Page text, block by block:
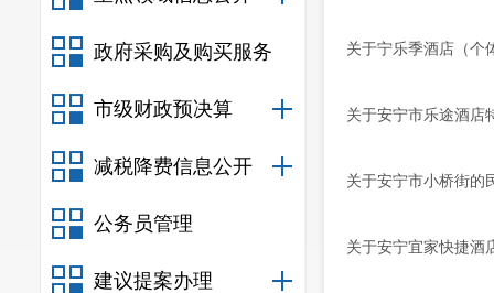
政府采购及购买服务
市级财政预决算
减税降费信息公开
公务员管理
建议提案办理
关于宁乐季酒店（个
关于安宁市乐途酒店
关于安宁市小桥街的
关于安宁宜家快捷酒